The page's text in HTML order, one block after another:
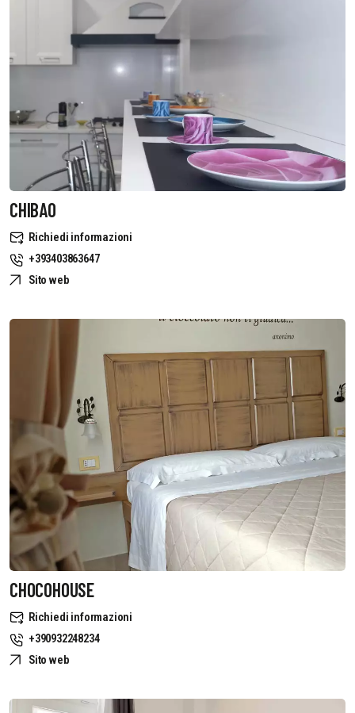
CHIBAO
Richiedi informazioni
+393403863647
Sito web
CHOCOHOUSE
Richiedi informazioni
+390932248234
Sito web